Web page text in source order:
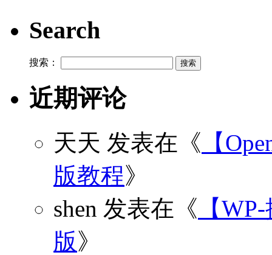
Search
搜索：
近期评论
天天 发表在《 【
版教程》
shen 发表在《 【
版》